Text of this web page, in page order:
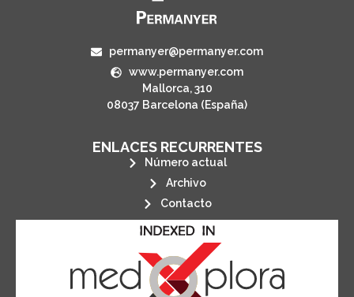
permanyer@permanyer.com
www.permanyer.com
Mallorca, 310
08037 Barcelona (España)
ENLACES RECURRENTES
Número actual
Archivo
Contacto